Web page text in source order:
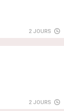
2 JOURS
2 JOURS